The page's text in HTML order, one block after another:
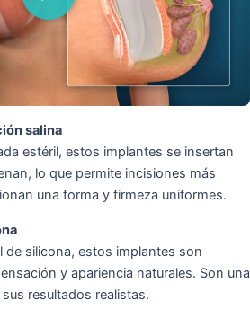
salina
estéril, estos implantes se insertan
lo que permite incisiones más
una forma y firmeza uniformes.
de silicona, estos implantes son
y apariencia naturales. Son una
resultados realistas.